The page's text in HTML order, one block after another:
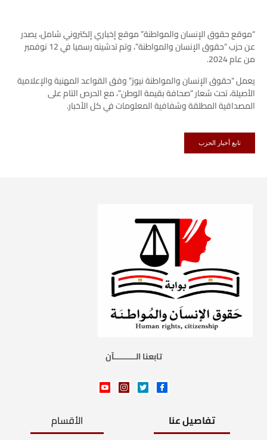
“موقع حقوق الإنسان والمواطنة” موقع إخباري إلكتروني شامل، يصدر
عن حزب “حقوق الإنسان والمواطنة”، وتم تدشينه رسميا في 12 نوفمبر
من عام 2024.
يعمل “حقوق الإنسان والمواطنة نيوز” وفق القواعد المهنية والإعلامية
الأصيلة، تحت شعار “صحافة بقيمة الوطن”، مع الحرص التام على
المصداقية المطلقة وشفافية المعلومات في كل الأخبار.
تابع أخبار الحزب
تابعنا الـــــــــآن
تفاصيل عنا الأقسام